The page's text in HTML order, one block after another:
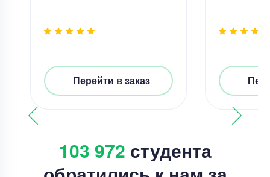
Перейти в заказ
103 972 студента